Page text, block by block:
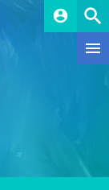
account_circle